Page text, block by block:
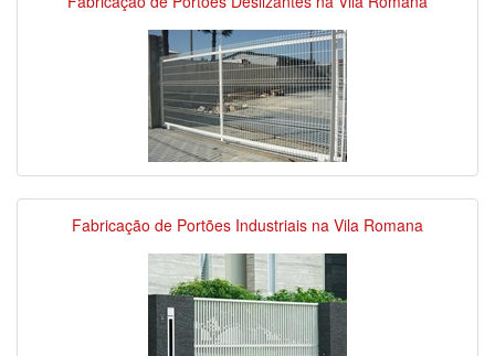
Fabricação de Portões Industriais na Vila Romana